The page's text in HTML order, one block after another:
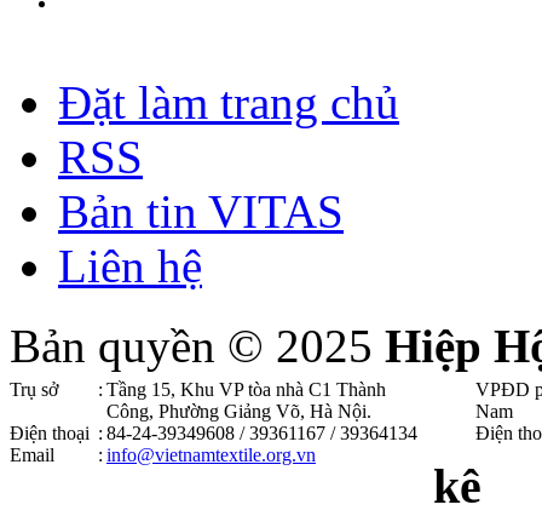
Đặt làm trang chủ
RSS
Bản tin VITAS
Liên hệ
Bản quyền © 2025 Hiệp
Trụ sở : Tầng 15, Khu VP tòa nhà C1 Thành
Công, Phường Giảng Võ, Hà Nội .
Điện thoại : 84-24-39349608 / 39361167 / 39364134
Email
: info@vietnamtextile.org.vn
VPĐD
Nam
Điện
kê